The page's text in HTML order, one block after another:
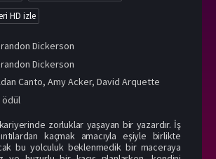
HD izle
Dickerson
Dickerson
Canto, Amy Acker, David Arquette
ödül
zorluklar yaşayan bir yazardır. İş
kaçmak amacıyla eşiyle birlikte
bu yolculuk beklenmedik bir maceraya